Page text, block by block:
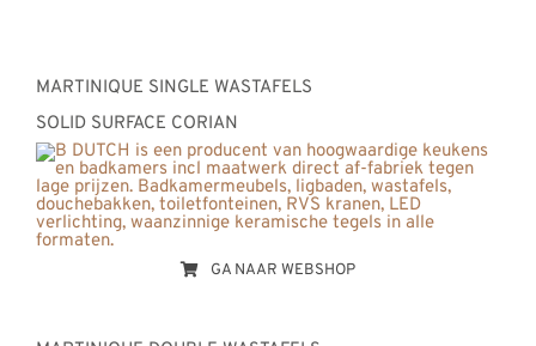
MARTINIQUE SINGLE WASTAFELS
SOLID SURFACE CORIAN
GA NAAR WEBSHOP